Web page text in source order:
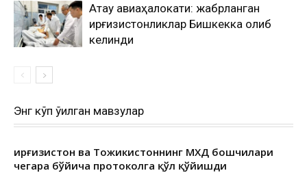
Ақтау авиаҳалокати: жабрланган
қирғизистонликлар Бишкекка олиб
келинди
Энг кўп ўқилган мавзулар
Қирғизистон ва Тожикистоннинг МХДҚ бошчилари
чегара бўйича протоколга қўл қўйишди